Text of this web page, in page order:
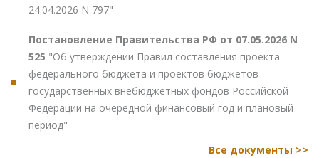
24.04.2026 N 797"
Постановление Правительства РФ от 07.05.2026 N
525 "Об утверждении Правил составления проекта
федерального бюджета и проектов бюджетов
государственных внебюджетных фондов Российской
Федерации на очередной финансовый год и плановый
период"
Все документы >>